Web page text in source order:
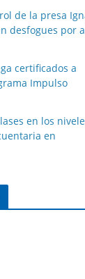
de la presa
desfogues por
certificados a
Impulso
en los
en